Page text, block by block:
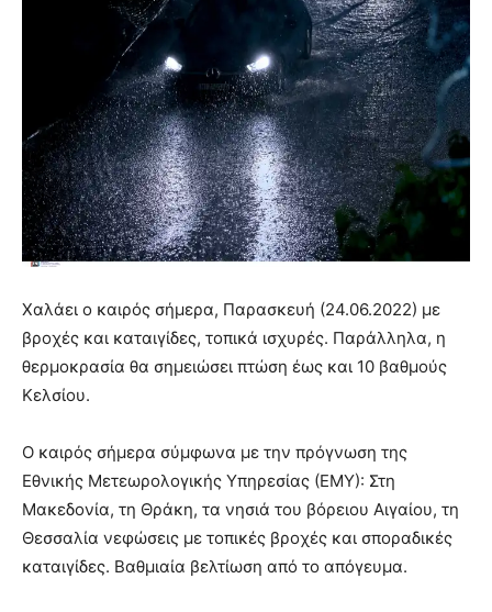
Χαλάει ο καιρός σήμερα, Παρασκευή (24.06.2022) με
βροχές και καταιγίδες, τοπικά ισχυρές. Παράλληλα, η
θερμοκρασία θα σημειώσει πτώση έως και 10 βαθμούς
Κελσίου.
Ο καιρός σήμερα σύμφωνα με την πρόγνωση της
Εθνικής Μετεωρολογικής Υπηρεσίας (ΕΜΥ): Στη
Μακεδονία, τη Θράκη, τα νησιά του βόρειου Αιγαίου, τη
Θεσσαλία νεφώσεις με τοπικές βροχές και σποραδικές
καταιγίδες. Βαθμιαία βελτίωση από το απόγευμα.